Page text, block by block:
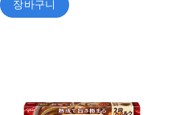
장바구니